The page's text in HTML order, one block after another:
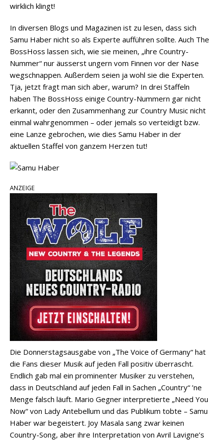
wirklich klingt!
In diversen Blogs und Magazinen ist zu lesen, dass sich
Samu Haber nicht so als Experte aufführen sollte. Auch The
BossHoss lassen sich, wie sie meinen, „ihre Country-
Nummer“ nur äusserst ungern vom Finnen vor der Nase
wegschnappen. Außerdem seien ja wohl sie die Experten.
Tja, jetzt fragt man sich aber, warum? In drei Staffeln
haben The BossHoss einige Country-Nummern gar nicht
erkannt, oder den Zusammenhang zur Country Music nicht
einmal wahrgenommen – oder jemals so verteidigt bzw.
eine Lanze gebrochen, wie dies Samu Haber in der
aktuellen Staffel von ganzem Herzen tut!
ANZEIGE
Die Donnerstagsausgabe von „The Voice of Germany“ hat
die Fans dieser Musik auf jeden Fall positiv überrascht.
Endlich gab mal ein prominenter Musiker zu verstehen,
dass in Deutschland auf jeden Fall in Sachen „Country“ ’ne
Menge falsch läuft. Mario Gegner interpretierte „Need You
Now“ von Lady Antebellum und das Publikum tobte – Samu
Haber war begeistert. Joy Masala sang zwar keinen
Country-Song, aber ihre Interpretation von Avril Lavigne’s